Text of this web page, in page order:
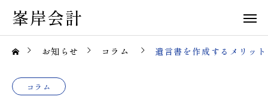
峯岸会計
お知らせ コラム 遺言書を作成するメリッ
コラム